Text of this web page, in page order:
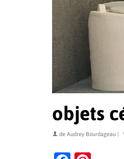
objets
de Audrey Bourdageau |